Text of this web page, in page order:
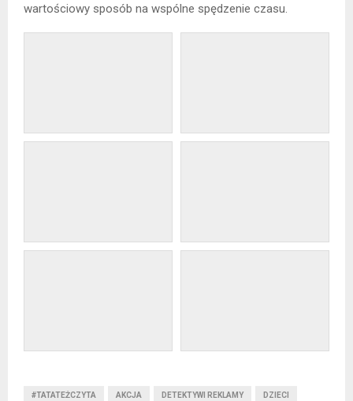
wartościowy sposób na wspólne spędzenie czasu.
#TATATEŻCZYTA AKCJA DETEKTYWI REKLAMY DZIECI